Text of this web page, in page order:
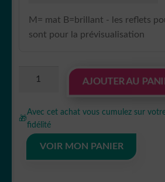
M= mat B=brillant - les reflets
sont pour la prévisualisation
autocollant
Jeep
AJOUTER AU
🎁
Avec cet achat vous cumulez sur
fidélité
VOIR MON PANIER